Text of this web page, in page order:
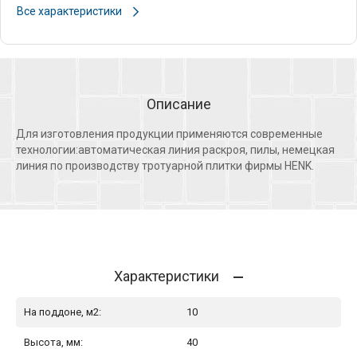
Все характеристики
Описание
Для изготовления продукции применяются современные
технологии:автоматическая линия раскроя, пилы, немецкая
линия по производству тротуарной плитки фирмы HENK.
Характеристики
На поддоне, м2: 10
Высота, мм: 40